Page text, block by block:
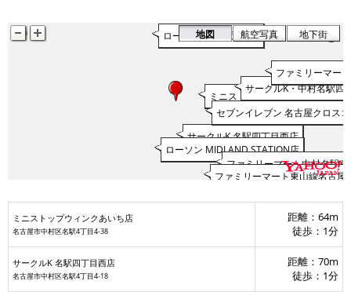
ミニストップウィンクあいち店
サークルK 名駅四丁目西店
セブンイレブン 名古屋クロス
ローソン MIDLAND STATION店
サークルK・中村名駅四
ファミリーマート中村名駅東
ファミリーマート東山線名古屋
ローソン 名駅桜通北店
ファミリーマー
地図 航空写真 地下街
ミニストップウィンクあいち店
名古屋市中村区名駅4丁目4-38
距離：64m
徒歩：1分
サークルK 名駅四丁目西店
名古屋市中村区名駅4丁目4-18
距離：70m
徒歩：1分